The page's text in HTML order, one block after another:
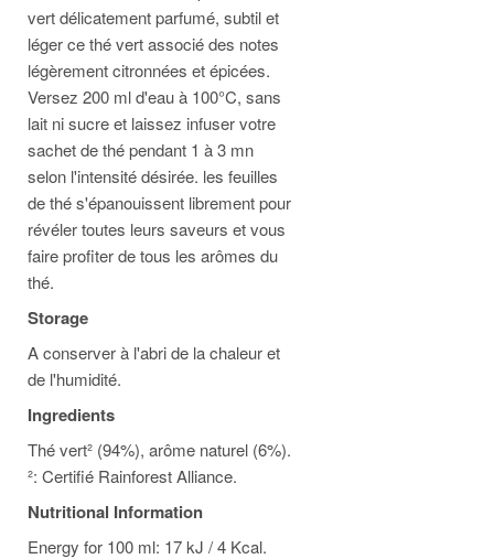
vert délicatement parfumé, subtil et
léger ce thé vert associé des notes
légèrement citronnées et épicées.
Versez 200 ml d'eau à 100°C, sans
lait ni sucre et laissez infuser votre
sachet de thé pendant 1 à 3 mn
selon l'intensité désirée. les feuilles
de thé s'épanouissent librement pour
révéler toutes leurs saveurs et vous
faire profiter de tous les arômes du
thé.
Storage
A conserver à l'abri de la chaleur et
de l'humidité.
Ingredients
Thé vert² (94%), arôme naturel (6%).
²: Certifié Rainforest Alliance.
Nutritional Information
Energy for 100 ml: 17 kJ / 4 Kcal.